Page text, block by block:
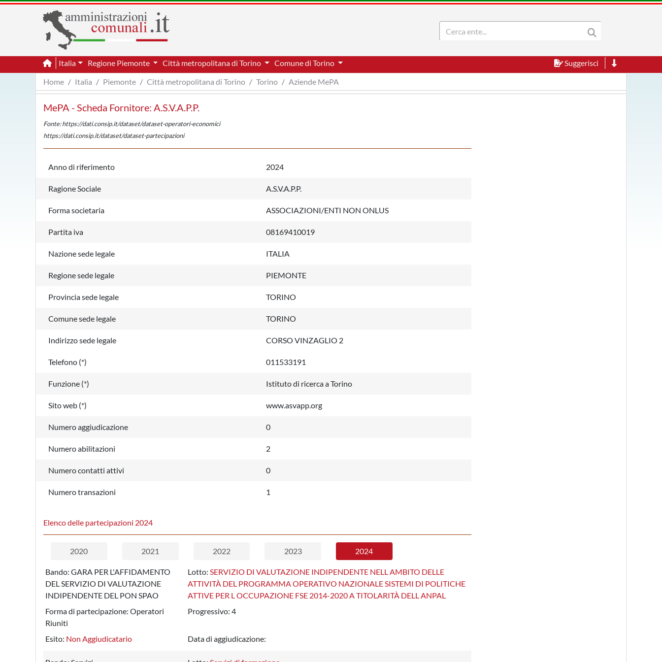
Italia Regione Piemonte Città metropolitana di Torino Comune di Torino
Suggerisci
Home
Italia Piemonte Città metropolitana di Torino Torino Aziende MePA
MePA - Scheda Fornitore: A.S.V.A.P.P.
Fonte: https://dati.consip.it/dataset/dataset-operatori-economici
https://dati.consip.it/dataset/dataset-partecipazioni
Anno di riferimento 2024
Ragione Sociale A.S.V.A.P.P.
Forma societaria ASSOCIAZIONI/ENTI NON ONLUS
Partita iva 08169410019
Nazione sede legale ITALIA
Regione sede legale PIEMONTE
Provincia sede legale TORINO
Comune sede legale TORINO
Indirizzo sede legale CORSO VINZAGLIO 2
Telefono (*) 011533191
Funzione (*) Istituto di ricerca a Torino
Sito web (*) www.asvapp.org
Numero aggiudicazione 0
Numero abilitazioni 2
Numero contatti attivi 0
Numero transazioni 1
Elenco delle partecipazioni 2024
2020 2021 2022 2023 2024
Bando: GARA PER L'AFFIDAMENTO
DEL SERVIZIO DI VALUTAZIONE
INDIPENDENTE DEL PON SPAO
Lotto: SERVIZIO DI VALUTAZIONE INDIPENDENTE NELL AMBITO DELLE
ATTIVITÀ DEL PROGRAMMA OPERATIVO NAZIONALE SISTEMI DI POLITICHE
ATTIVE PER L OCCUPAZIONE FSE 2014-2020 A TITOLARITÀ DELL ANPAL
Forma di partecipazione: Operatori
Riuniti
Progressivo: 4
Esito: Non Aggiudicatario Data di aggiudicazione: